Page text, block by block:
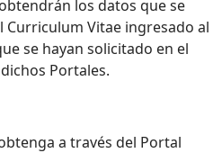
los datos que se
Vitae ingresado al
se hayan solicitado en el
Portales.
a través del Portal